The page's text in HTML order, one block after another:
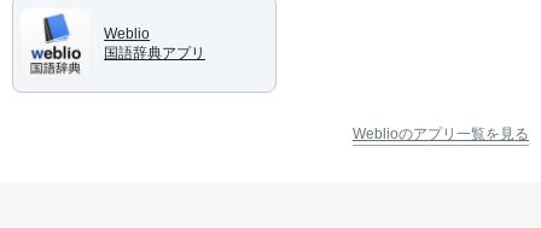
Weblio
国語辞典アプリ
Weblioのアプリ一覧を見る